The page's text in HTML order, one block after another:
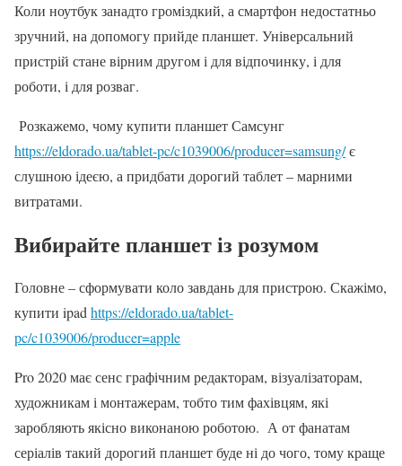
Коли ноутбук занадто громіздкий, а смартфон недостатньо
зручний, на допомогу прийде планшет. Універсальний
пристрій стане вірним другом і для відпочинку, і для
роботи, і для розваг.
Розкажемо, чому купити планшет Самсунг
https://eldorado.ua/tablet-pc/c1039006/producer=samsung/є
слушною ідеєю, а придбати дорогий таблет – марними
витратами.
Вибирайте планшет із розумом
Головне – сформувати коло завдань для пристрою. Скажімо,
купити ipad https://eldorado.ua/tablet-
pc/c1039006/producer=apple
Pro 2020 має сенс графічним редакторам, візуалізаторам,
художникам і монтажерам, тобто тим фахівцям, які
заробляють якісно виконаною роботою. А от фанатам
серіалів такий дорогий планшет буде ні до чого, тому краще